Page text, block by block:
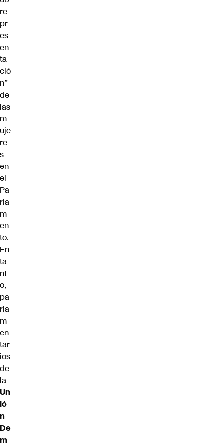
re
pr
es
en
ta
ció
n”
de
las
m
uje
re
s
en
el
Pa
rla
m
en
to.
En
ta
nt
o,
pa
rla
m
en
tar
ios
de
la
Un
ió
n
De
m